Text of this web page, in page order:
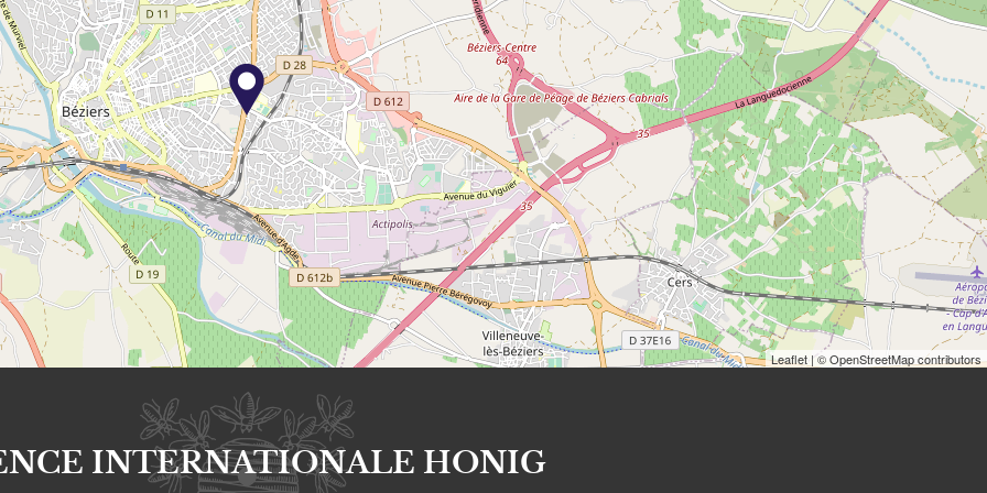
Leaflet | © OpenStreetMap contributors
INTERNATIONALE HONIG